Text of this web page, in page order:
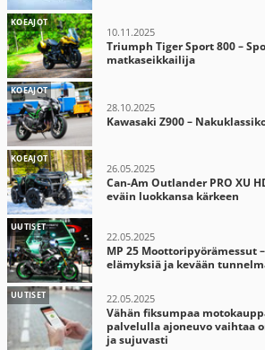
KOEAJOT
10.11.2025
Triumph Tiger Sport 800 –
matkaseikkailija
KOEAJOT
28.10.2025
Kawasaki Z900 –
KOEAJOT
26.05.2025
Can-Am Outlander PRO XU
eväin luokkansa kärkeen
UUTISET
22.05.2025
MP 25 Moottoripyörämessut
elämyksiä ja kevään
UUTISET 22.05.2025
Vähän fiksumpaa
palvelulla ajoneuvo vaihtaa
ja sujuvasti